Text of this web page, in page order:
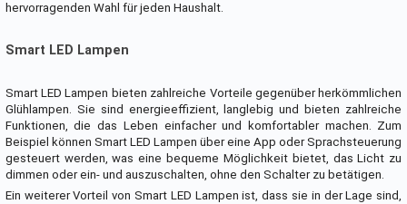
hervorragenden Wahl für jeden Haushalt.
Smart LED Lampen
Smart LED Lampen bieten zahlreiche Vorteile gegenüber herkömmlichen
Glühlampen. Sie sind energieeffizient, langlebig und bieten zahlreiche
Funktionen, die das Leben einfacher und komfortabler machen. Zum
Beispiel können Smart LED Lampen über eine App oder Sprachsteuerung
gesteuert werden, was eine bequeme Möglichkeit bietet, das Licht zu
dimmen oder ein- und auszuschalten, ohne den Schalter zu betätigen.
Ein weiterer Vorteil von Smart LED Lampen ist, dass sie in der Lage sind,